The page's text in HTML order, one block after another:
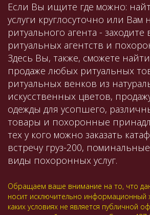
Если Вы ищите где можно:
услуги круглосуточно или Вам
ритуального агента -
ритуальных агентств и
Здесь Вы, также, сможете
продаже любых ритуальных
ритуальных венков из
искусственных цветов,
одежды для усопшего,
товары и похоронные
тех у кого можно заказать
встречу груз-200,
виды похоронных услуг.
Обращаем ваше внимание на то, что
носит исключительно информационный
каких условиях не является публичной